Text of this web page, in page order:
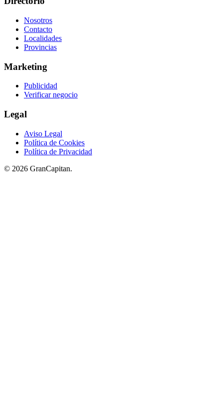
Nosotros
Contacto
Localidades
Provincias
Marketing
Publicidad
Verificar negocio
Legal
Aviso Legal
Política de Cookies
Política de Privacidad
© 2026 GranCapitan.